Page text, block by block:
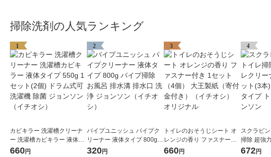
掃除洗剤の人気ランキング
1
カビキラー 洗濯槽クリーナ
ー 洗濯槽カビキラー 液体タ
イプ 550g 1セット(2個) ドラ
660円
2
パイプユニッシュ パイプク
リーナー 液体タイプ 800g
パイプ掃除 お風呂 排水溝 排
320円
3
トイレのおそうじシート オ
レンジの香り ファスナー付
き 1セット（4個） 大王製紙
660円
4
スクラビ
掃除 超強
ー 400g 1
672円